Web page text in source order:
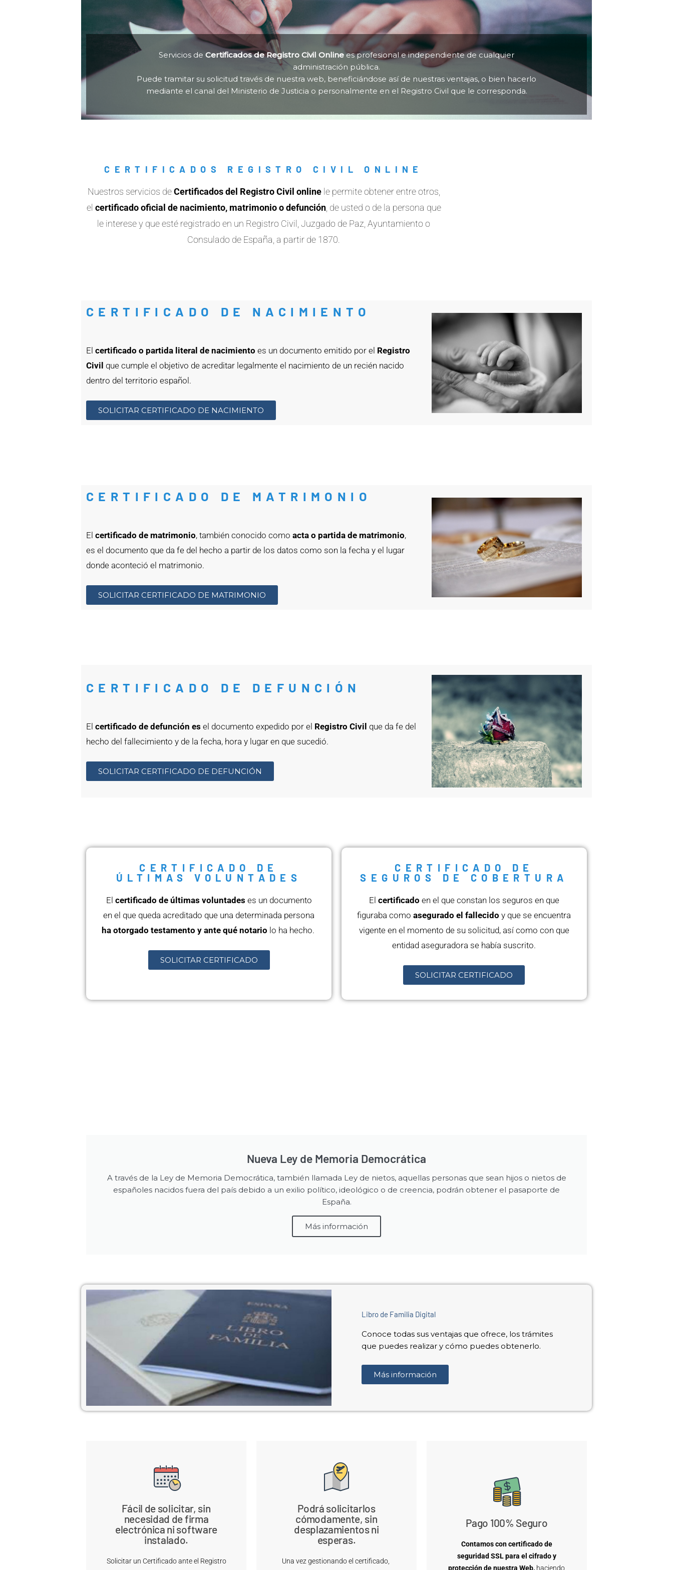
Servicios de Certificados de Registro Civil Onlinees profesional e independiente de cualquier
administración pública.
Puede tramitar su solicitud través de nuestra web, beneficiándose así de nuestras ventajas, o bien hacerlo
mediante el canal del Ministerio de Justicia o personalmente en el Registro Civil que le corresponda.
CERTIFICADOS REGISTRO CIVIL ONLINE
Nuestros servicios deCertificados del Registro Civil onlinele permite obtener entre otros,
el certificado oficial de nacimiento, matrimonio o defunción, de usted o de la persona que
le interese y que esté registrado en un Registro Civil, Juzgado de Paz, Ayuntamiento o
Consulado de España, a partir de 1870.
CERTIFICADO DE NACIMIENTO
Elcertificado o partida literal de nacimiento es un documento emitido por el Registro
Civil que cumple el objetivo de acreditar legalmente el nacimiento de un recién nacido
dentro del territorio español.
SOLICITAR CERTIFICADO DE NACIMIENTO
CERTIFICADO DE MATRIMONIO
Elcertificado de matrimonio, también conocido como acta o partida de matrimonio,
es el documento que da fe del hecho a partir de los datos como son la fecha y el lugar
donde aconteció el matrimonio.
SOLICITAR CERTIFICADO DE MATRIMONIO
CERTIFICADO DE DEFUNCIÓN
Elcertificado de defunción es el documento expedido por el Registro Civil que da fe del
hecho del fallecimiento y de la fecha, hora y lugar en que sucedió.
SOLICITAR CERTIFICADO DE DEFUNCIÓN
CERTIFICADO DE
ÚLTIMAS VOLUNTADES
El certificado de últimas voluntades es un documento
en el que queda acreditado que una determinada persona
ha otorgado testamento y ante qué notario lo ha hecho.
SOLICITAR CERTIFICADO
CERTIFICADO DE
SEGUROS DE COBERTURA
El certificado en el que constan los seguros en que
figuraba comoasegurado el fallecido y que se encuentra
vigente en el momento de su solicitud, así como con que
entidad aseguradora se había suscrito.
SOLICITAR CERTIFICADO
Nueva Ley de Memoria Democrática
A través de la Ley de Memoria Democrática, también llamada Ley de nietos, aquellas personas que sean hijos o nietos de
españoles nacidos fuera del país debido a un exilio político, ideológico o de creencia, podrán obtener el pasaporte de
España.
Más información
Libro de Familia Digital
Conoce todas sus ventajas que ofrece, los trámites
que puedes realizar y cómo puedes obtenerlo.
Más información
Fácil de solicitar, sin
necesidad de firma
electrónica ni software
instalado.
Solicitar un Certificado ante el Registro
Podrá solicitarlos
cómodamente, sin
desplazamientos ni
esperas.
Una vez gestionando el certificado,
Pago 100% Seguro
Contamos con certificado de
seguridad SSL para el cifrado y
protección de nuestra Web, haciendo